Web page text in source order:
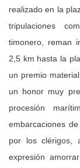
realizado en la
tripulaciones
timonero, reman
2,5 km hasta la
un premio
un honor muy
procesión
embarcaciones
por los clérigos,
expresión